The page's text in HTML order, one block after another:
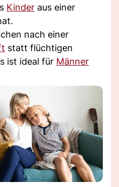
Kinder aus einer
nach einer
statt flüchtigen
ist ideal für Männer